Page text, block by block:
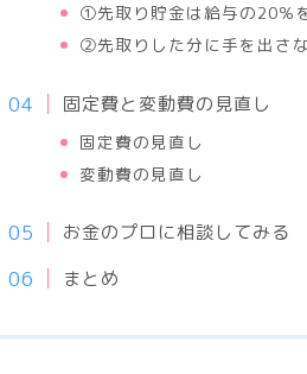
①先取り貯金は給与の20％
②先取りした分に手を出さ
固定費と変動費の見直し
固定費の見直し
変動費の見直し
お金のプロに相談してみる
まとめ